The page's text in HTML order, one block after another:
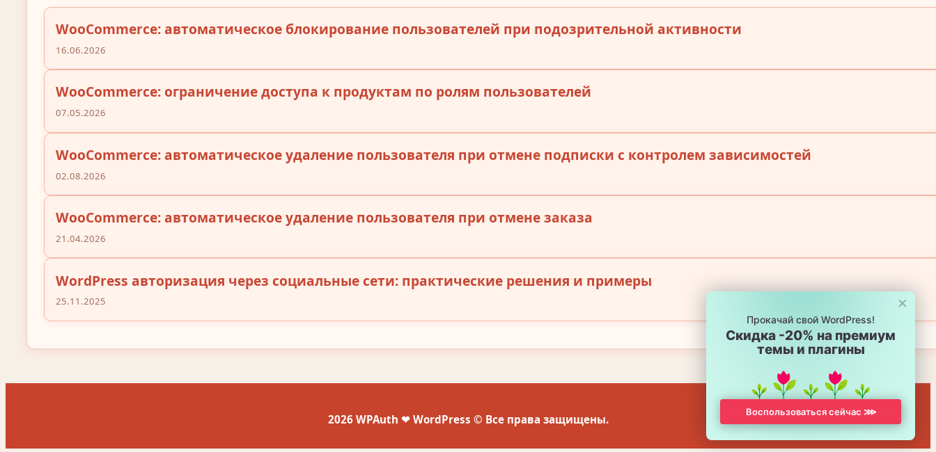
WooCommerce: автоматическое блокирование пользователей при подозрительной активности
16.06.2026
WooCommerce: ограничение доступа к продуктам по ролям пользователей
07.05.2026
WooCommerce: автоматическое удаление пользователя при отмене подписки с контролем зависимостей
02.08.2026
WooCommerce: автоматическое удаление пользователя при отмене заказа
21.04.2026
WordPress авторизация через социальные сети: практические решения и примеры
25.11.2025
2026 WPAuth ❤ WordPress © Все права защищены.
×
Прокачай свой WordPress!
Скидка -20% на премиум
темы и плагины
Воспользоваться сейчас ⋙